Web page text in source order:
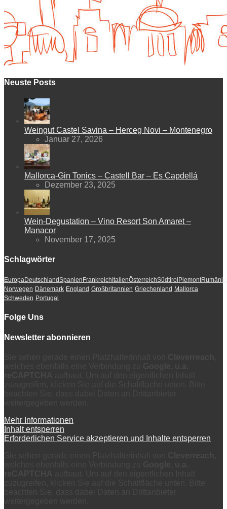
Neuste Posts
Weingut Castel Savina – Herceg Novi – Montenegro
Januar 27, 2026
Mallorca-Gin Tonics – Castell Bar – Es Capdellá
Dezember 23, 2025
Wein-Degustation – Vino Resort Son Amaret –
Manacor
November 17, 2025
Schlagwörter
EuropaDeutschlandSpanien Frankreich ItalienÖsterreichSüdtirol Piemont
Norwegen Dänemark England Großbritannien Griechenland Mallorca
Schweden Portugal
Folge Uns
Newsletter abonnieren
Mehr Informationen
Inhalt entsperren
Erforderlichen Service akzeptieren und Inhalte entsperren